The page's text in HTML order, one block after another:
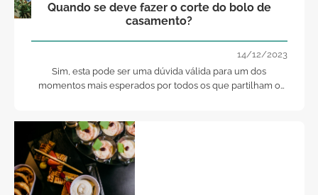
Quando se deve fazer o corte do bolo de
casamento?
14/12/2023
Sim, esta pode ser uma dúvida válida para um dos
momentos mais esperados por todos os que partilham o